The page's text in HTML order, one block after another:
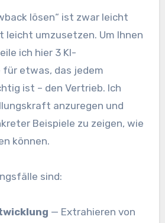
lösen“ ist zwar leicht
leicht umzusetzen. Um Ihnen
ich hier 3 KI-
etwas, das jedem
ist – den Vertrieb. Ich
anzuregen und
Beispiele zu zeigen, wie
können.
sind:
— Extrahieren von